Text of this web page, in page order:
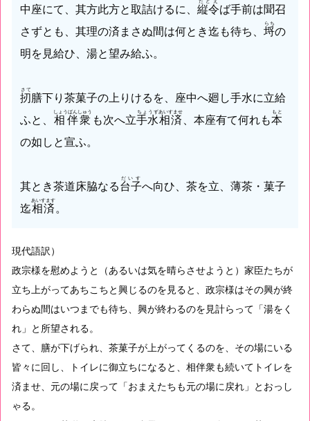
中座にて、其方此方と取詰けるに、 縦令ば手前は聞召
さずとも、其理の済まさぬ間は何とき迄も待ち、 埒
らち
の
明を見給ひ、湯と望み給ふ。
扨
さて
膳下り茶菓子の上りけるを、座中へ廻し手水に立給
ふと、 相伴衆
しょうばんしゅう
も次へ立手水
ちょうず
相済
あいすませ
、本座有て何れも本
もと
の如しと宣ふ。
其とき茶道床脇なる台子
だいす
へ向ひ、茶を立、薄茶・菓子
迄相済
あいすます
。
現代語訳）
政宗様を慰めようと（あるいは気を晴らさせようと）家臣たちが
立ち上がってあちこちと興じるのを見ると、政宗様はその興が終
わらぬ間はいつまでも待ち、興が終わるのを見計らって「湯をく
れ」と所望される。
さて、膳が下げられ、茶菓子が上がってくるのを、その場にいる
皆々に回し、トイレに御立ちになると、相伴衆も続いてトイレを
済ませ、元の場に戻って「おまえたちも元の場に戻れ」とおっし
ゃる。